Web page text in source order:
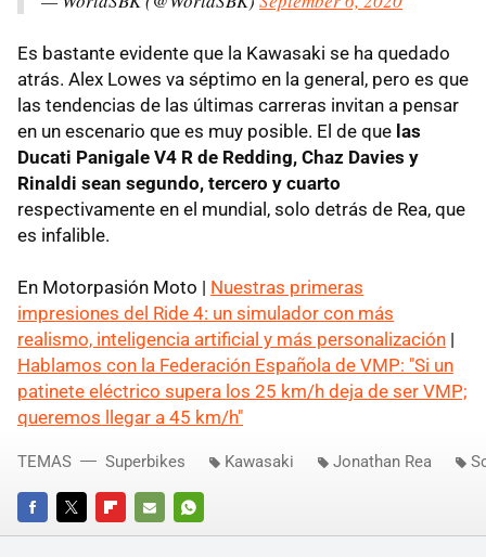
Es bastante evidente que la Kawasaki se ha quedado
atrás. Alex Lowes va séptimo en la general, pero es que
las tendencias de las últimas carreras invitan a pensar
en un escenario que es muy posible. El de que las
Ducati Panigale V4 R de Redding, Chaz Davies y
Rinaldi sean segundo, tercero y cuarto
respectivamente en el mundial, solo detrás de Rea, que
es infalible.
En Motorpasión Moto | Nuestras primeras
impresiones del Ride 4: un simulador con más
realismo, inteligencia artificial y más personalización |
Hablamos con la Federación Española de VMP: "Si un
patinete eléctrico supera los 25 km/h deja de ser VMP;
queremos llegar a 45 km/h"
FACEBOOKTWITTERFLIPBOARD
E-
WHATSAPP
TEMAS Superbikes Kawasaki Jonathan Rea